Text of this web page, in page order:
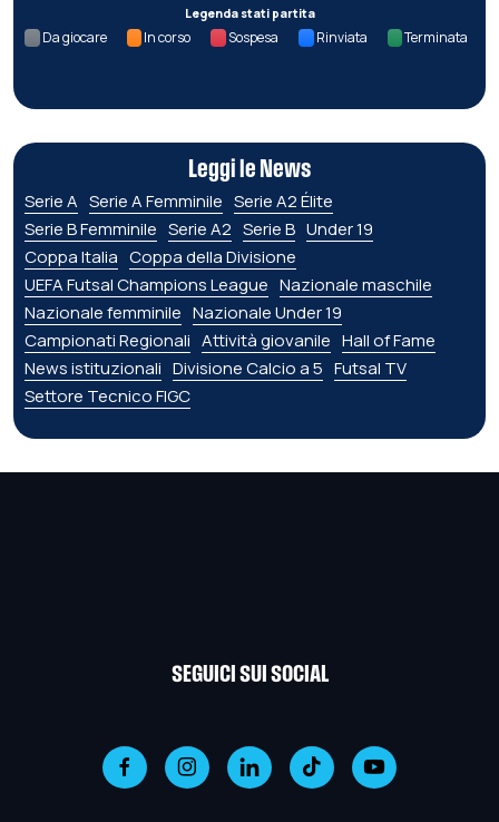
Legenda stati partita
Da giocare In corso Sospesa Rinviata Terminata
Leggi le News
Serie A Serie A Femminile Serie A2 Élite
Serie B Femminile Serie A2 Serie B Under 19
Coppa Italia Coppa della Divisione
UEFA Futsal Champions League Nazionale maschile
Nazionale femminile Nazionale Under 19
Campionati Regionali Attività giovanile Hall of Fame
News istituzionali Divisione Calcio a 5 Futsal TV
Settore Tecnico FIGC
SEGUICI SUI SOCIAL